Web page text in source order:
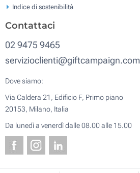
Indice di sostenibilità
Contattaci
02 9475 9465
servizioclienti@giftcampaign.com
Dove siamo:
Via Caldera 21, Edificio F, Primo piano
20153, Milano, Italia
Da lunedì a venerdì dalle 08.00 alle 15.00